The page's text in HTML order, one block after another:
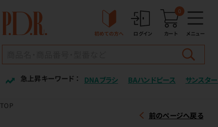
初めての方へ ログイン カート
0
メニュー
急上昇キーワード ： DNAブラシ BAハンドピース サンスター
TOP
前のページへ戻る